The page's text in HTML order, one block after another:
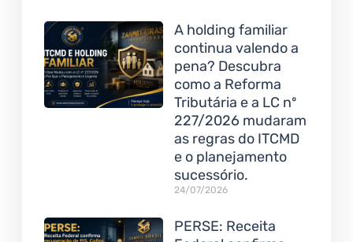
A holding familiar
continua valendo a
pena? Descubra
como a Reforma
Tributária e a LC nº
227/2026 mudaram
as regras do ITCMD
e o planejamento
sucessório.
24/07/2026
PERSE: Receita